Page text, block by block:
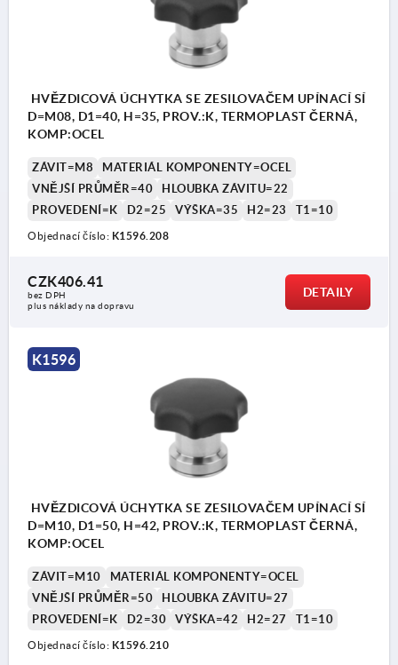
HVĚZDICOVÁ ÚCHYTKA SE ZESILOVAČEM UPÍNACÍ SÍ
D=M08, D1=40, H=35, PROV.:K, TERMOPLAST ČERNÁ,
KOMP:OCEL
ZÁVIT=M8
MATERIÁL KOMPONENTY=OCEL
VNĚJŠÍ PRŮMĚR=40
HLOUBKA ZÁVITU=22
PROVEDENÍ=K
D2=25 VÝŠKA=35 H2=23 T1=10
Objednací číslo: K1596.208
CZK406.41
bez DPH
plus náklady na dopravu
DETAILY
K1596
HVĚZDICOVÁ ÚCHYTKA SE ZESILOVAČEM UPÍNACÍ SÍ
D=M10, D1=50, H=42, PROV.:K, TERMOPLAST ČERNÁ,
KOMP:OCEL
ZÁVIT=M10
MATERIÁL KOMPONENTY=OCEL
VNĚJŠÍ PRŮMĚR=50
HLOUBKA ZÁVITU=27
PROVEDENÍ=K
D2=30 VÝŠKA=42 H2=27 T1=10
Objednací číslo: K1596.210